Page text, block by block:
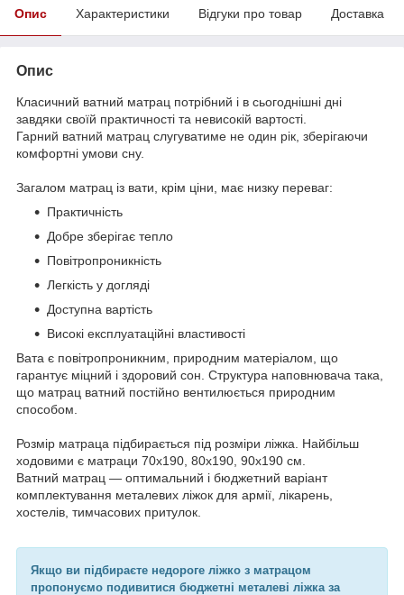
Опис Характеристики Відгуки про товар Доставка
Опис
Класичний ватний матрац потрібний і в сьогоднішні дні
завдяки своїй практичності та невисокій вартості.
Гарний ватний матрац слугуватиме не один рік, зберігаючи
комфортні умови сну.
Загалом матрац із вати, крім ціни, має низку переваг:
Практичність
Добре зберігає тепло
Повітропроникність
Легкість у догляді
Доступна вартість
Високі експлуатаційні властивості
Вата є повітропроникним, природним матеріалом, що
гарантує міцний і здоровий сон. Структура наповнювача така,
що матрац ватний постійно вентилюється природним
способом.
Розмір матраца підбирається під розміри ліжка. Найбільш
ходовими є матраци 70х190, 80х190, 90х190 см.
Ватний матрац — оптимальний і бюджетний варіант
комплектування металевих ліжок для армії, лікарень,
хостелів, тимчасових притулок.
Якщо ви підбираєте недороге ліжко з матрацом
пропонуємо подивитися бюджетні металеві ліжка за